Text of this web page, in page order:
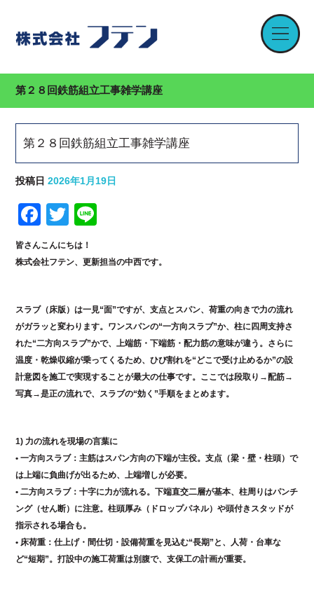
第２８回鉄筋組立工事雑学講座
第２８回鉄筋組立工事雑学講座
投稿日 2026年1月19日
F
a
c
b
o
o
k
T
w
itt e
皆さんこんにちは！
株式会社フテン、更新担当の中西です。
スラブ（床版）は一見“面”ですが、支点とスパン、荷重の向きで力の流れ
がガラッと変わります。ワンスパンの“一方向スラブ”か、柱に四周支持さ
れた“二方向スラブ”かで、上端筋・下端筋・配力筋の意味が違う。さらに
温度・乾燥収縮が乗ってくるため、ひび割れを“どこで受け止めるか”の設
計意図を施工で実現することが最大の仕事です。ここでは段取り→配筋→
写真→是正の流れで、スラブの“効く”手順をまとめます。
1) 力の流れを現場の言葉に
• 一方向スラブ：主筋はスパン方向の下端が主役。支点（梁・壁・柱頭）で
は上端に負曲げが出るため、上端増しが必要。
• 二方向スラブ：十字に力が流れる。下端直交二層が基本、柱周りはパンチ
ング（せん断）に注意。柱頭厚み（ドロップパネル）や頭付きスタッドが
指示される場合も。
• 床荷重：仕上げ・間仕切・設備荷重を見込む“長期”と、人荷・台車な
ど“短期”。打設中の施工荷重は別腹で、支保工の計画が重要。